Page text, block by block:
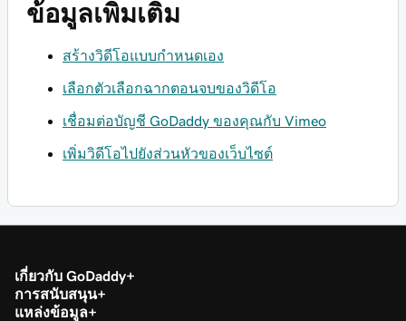
ข้อมูลเพิ่มเติม
สร้างวิดีโอแบบกําหนดเอง
เลือกตัวเลือกฉากตอนจบของวิดีโอ
เชื่อมต่อบัญชี GoDaddy ของคุณกับ Vimeo
เพิ่มวิดีโอไปยังส่วนหัวของเว็บไซต์
เกี่ยวกับ GoDaddy
การสนับสนุน
แหล่งข้อมูล